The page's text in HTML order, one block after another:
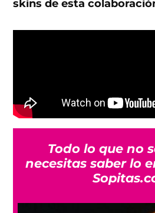
skins de esta
Todo lo que no
necesitas saber lo